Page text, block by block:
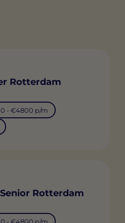
Rotterdam
- €4800 p/m
Rotterdam